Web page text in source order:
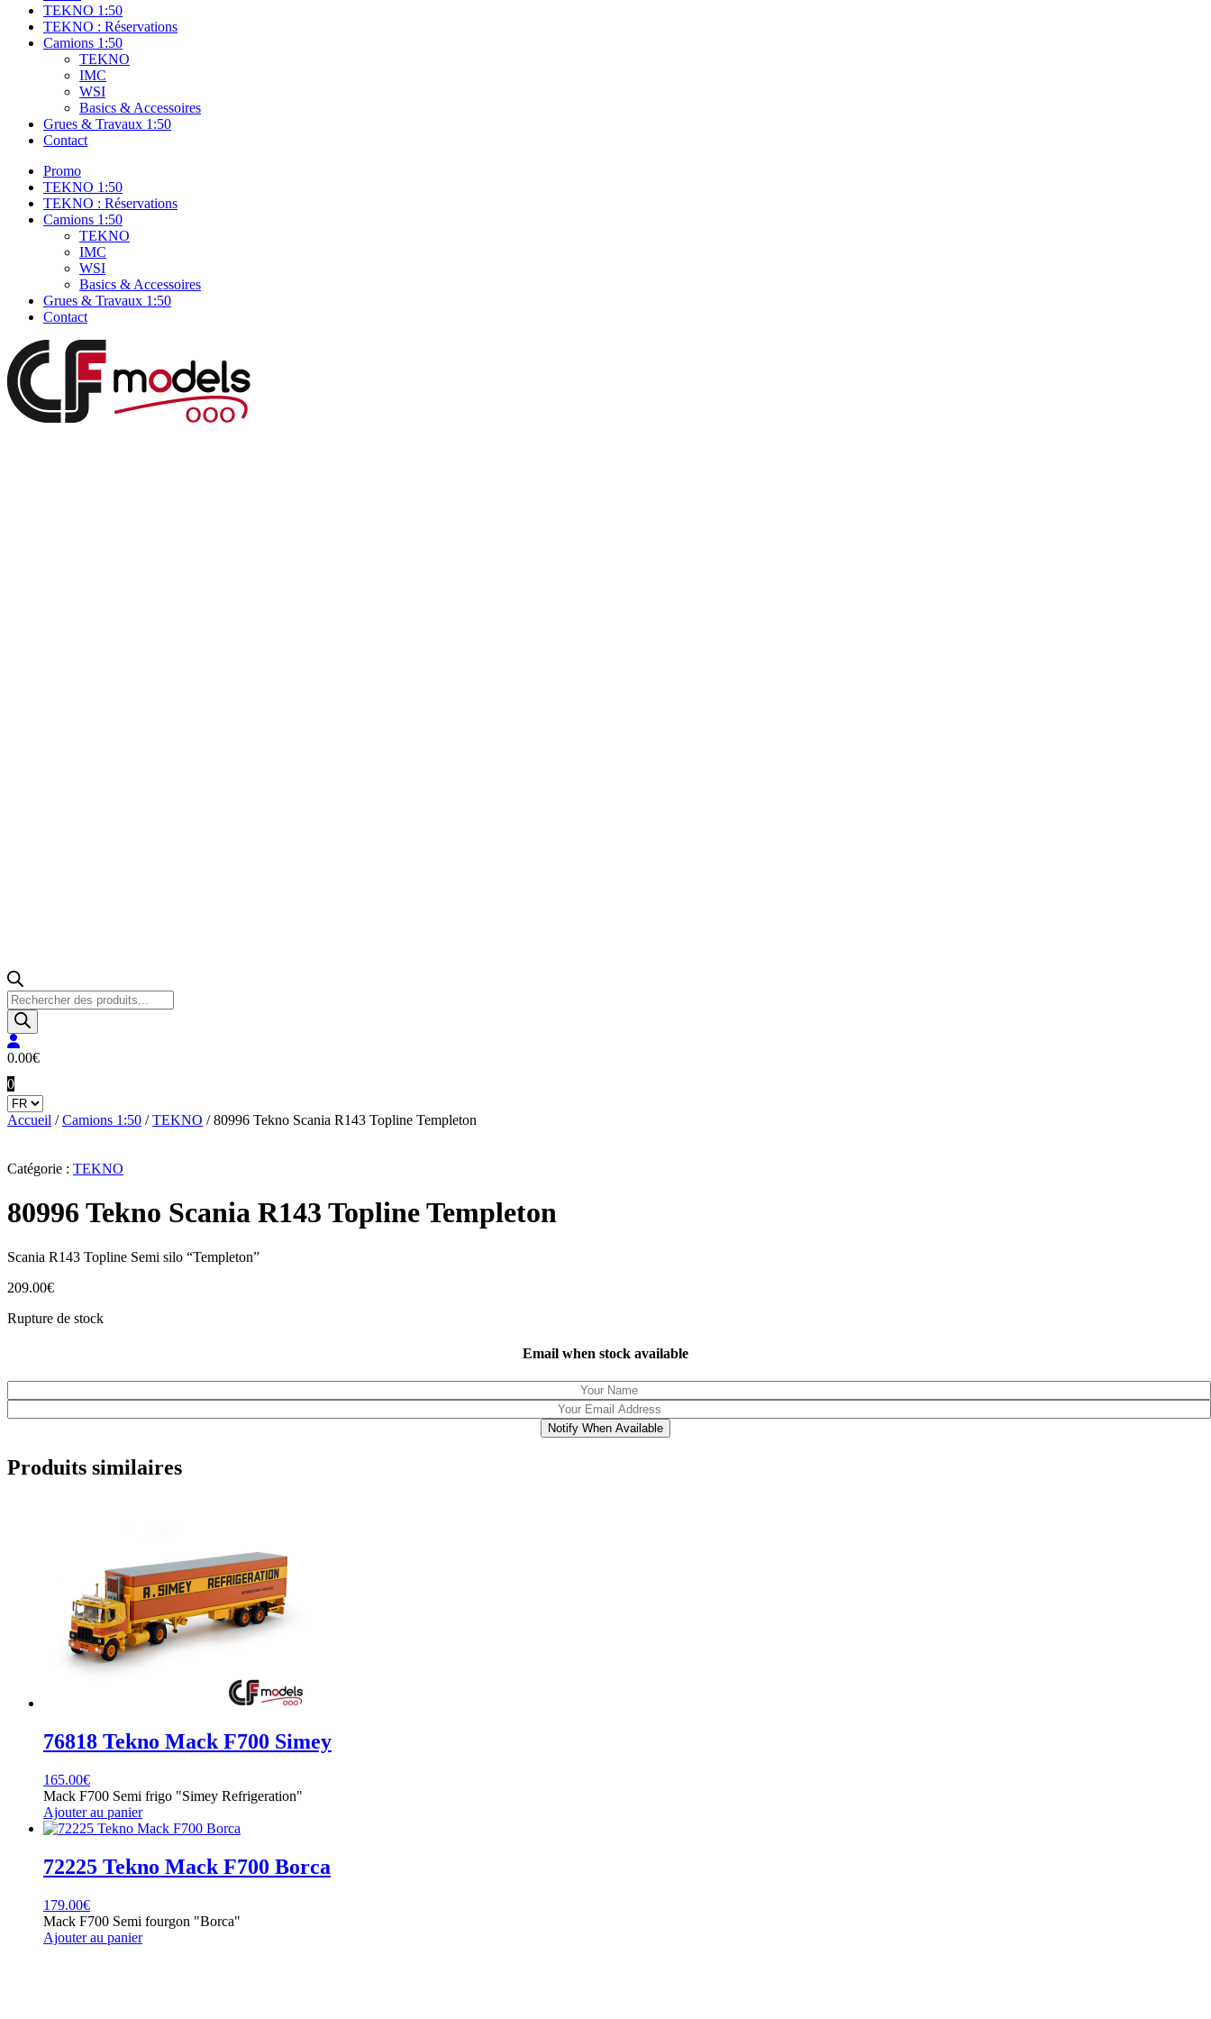
TEKNO 1:50
TEKNO : Réservations
Camions 1:50
TEKNO
IMC
WSI
Basics & Accessoires
Grues & Travaux 1:50
Contact
Promo
TEKNO 1:50
TEKNO : Réservations
Camions 1:50
TEKNO
IMC
WSI
Basics & Accessoires
Grues & Travaux 1:50
Contact
Recherche
de
produits
0.00€
0
Accueil /Camions 1:50 /TEKNO / 80996 Tekno Scania R143 Topline Templeton
Catégorie : TEKNO
80996 Tekno Scania R143 Topline Templeton
Scania R143 Topline Semi silo “Templeton”
209.00€
Rupture de stock
Email when stock available
Notify When Available
Produits similaires
76818 Tekno Mack F700 Simey
165.00€
Mack F700 Semi frigo "Simey Refrigeration"
Ajouter au panier
72225 Tekno Mack F700 Borca
179.00€
Mack F700 Semi fourgon "Borca"
Ajouter au panier